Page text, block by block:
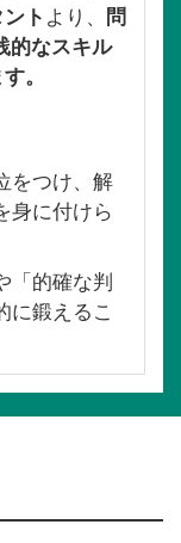
ト より、
問
的なスキル
。
をつけ、解
身に付けら
「的確な判
に鍛えるこ